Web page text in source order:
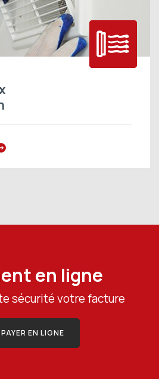
en ligne
sécurité votre facture
PAYER EN LIGNE